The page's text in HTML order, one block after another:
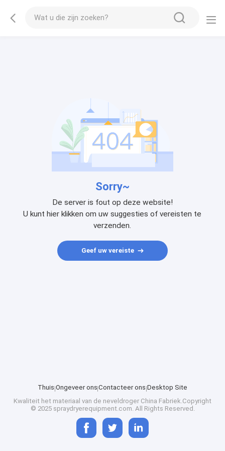
Sorry~
De server is fout op deze website!
U kunt hier klikken om uw suggesties of vereisten te
verzenden.
Geef uw vereiste
Thuis Ongeveer ons Contacteer ons Desktop Site
Kwaliteit het materiaal van de neveldroger China Fabriek.Copyright
© 2025 spraydryerequipment.com. All Rights Reserved.